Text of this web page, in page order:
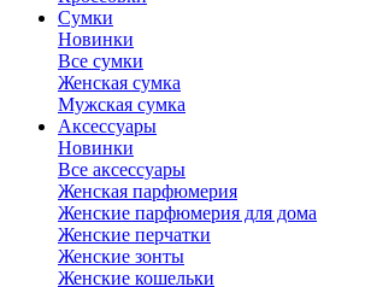
Сумки
Новинки
Все сумки
Женская сумка
Мужская сумка
Аксессуары
Новинки
Все аксессуары
Женская парфюмерия
Женские парфюмерия для дома
Женские перчатки
Женские зонты
Женские кошельки